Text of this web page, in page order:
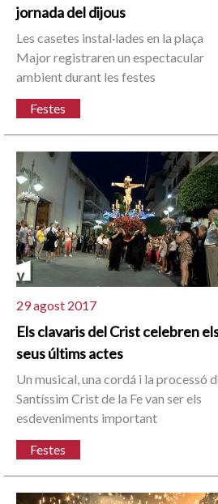
jornada del dijous
Les casetes instal·lades en la plaça
Major registraren un espectacular
ambient durant les festes
Festes
29 agost 2017
Els clavaris del Crist celebren
seus últims actes
Un musical, una cordá i la processó
Santíssim Crist de la Fe van ser els
esdeveniments important
Festes